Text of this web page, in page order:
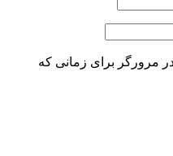
مرورگر برای زمانی که